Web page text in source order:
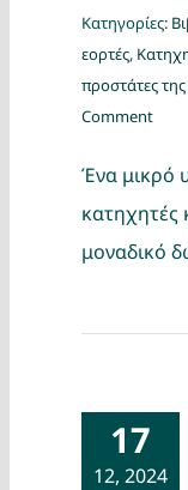
Κατηγορίες:
εορτές,
προστάτες
Comment
Ένα μικρό
κατηχητές
μοναδικό
17
12, 2024